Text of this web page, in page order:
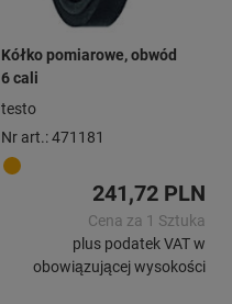
Kółko pomiarowe, obwód
6 cali
testo
Nr art.: 471181
241,72 PLN
Cena za 1 Sztuka
plus podatek VAT w
obowiązującej wysokości